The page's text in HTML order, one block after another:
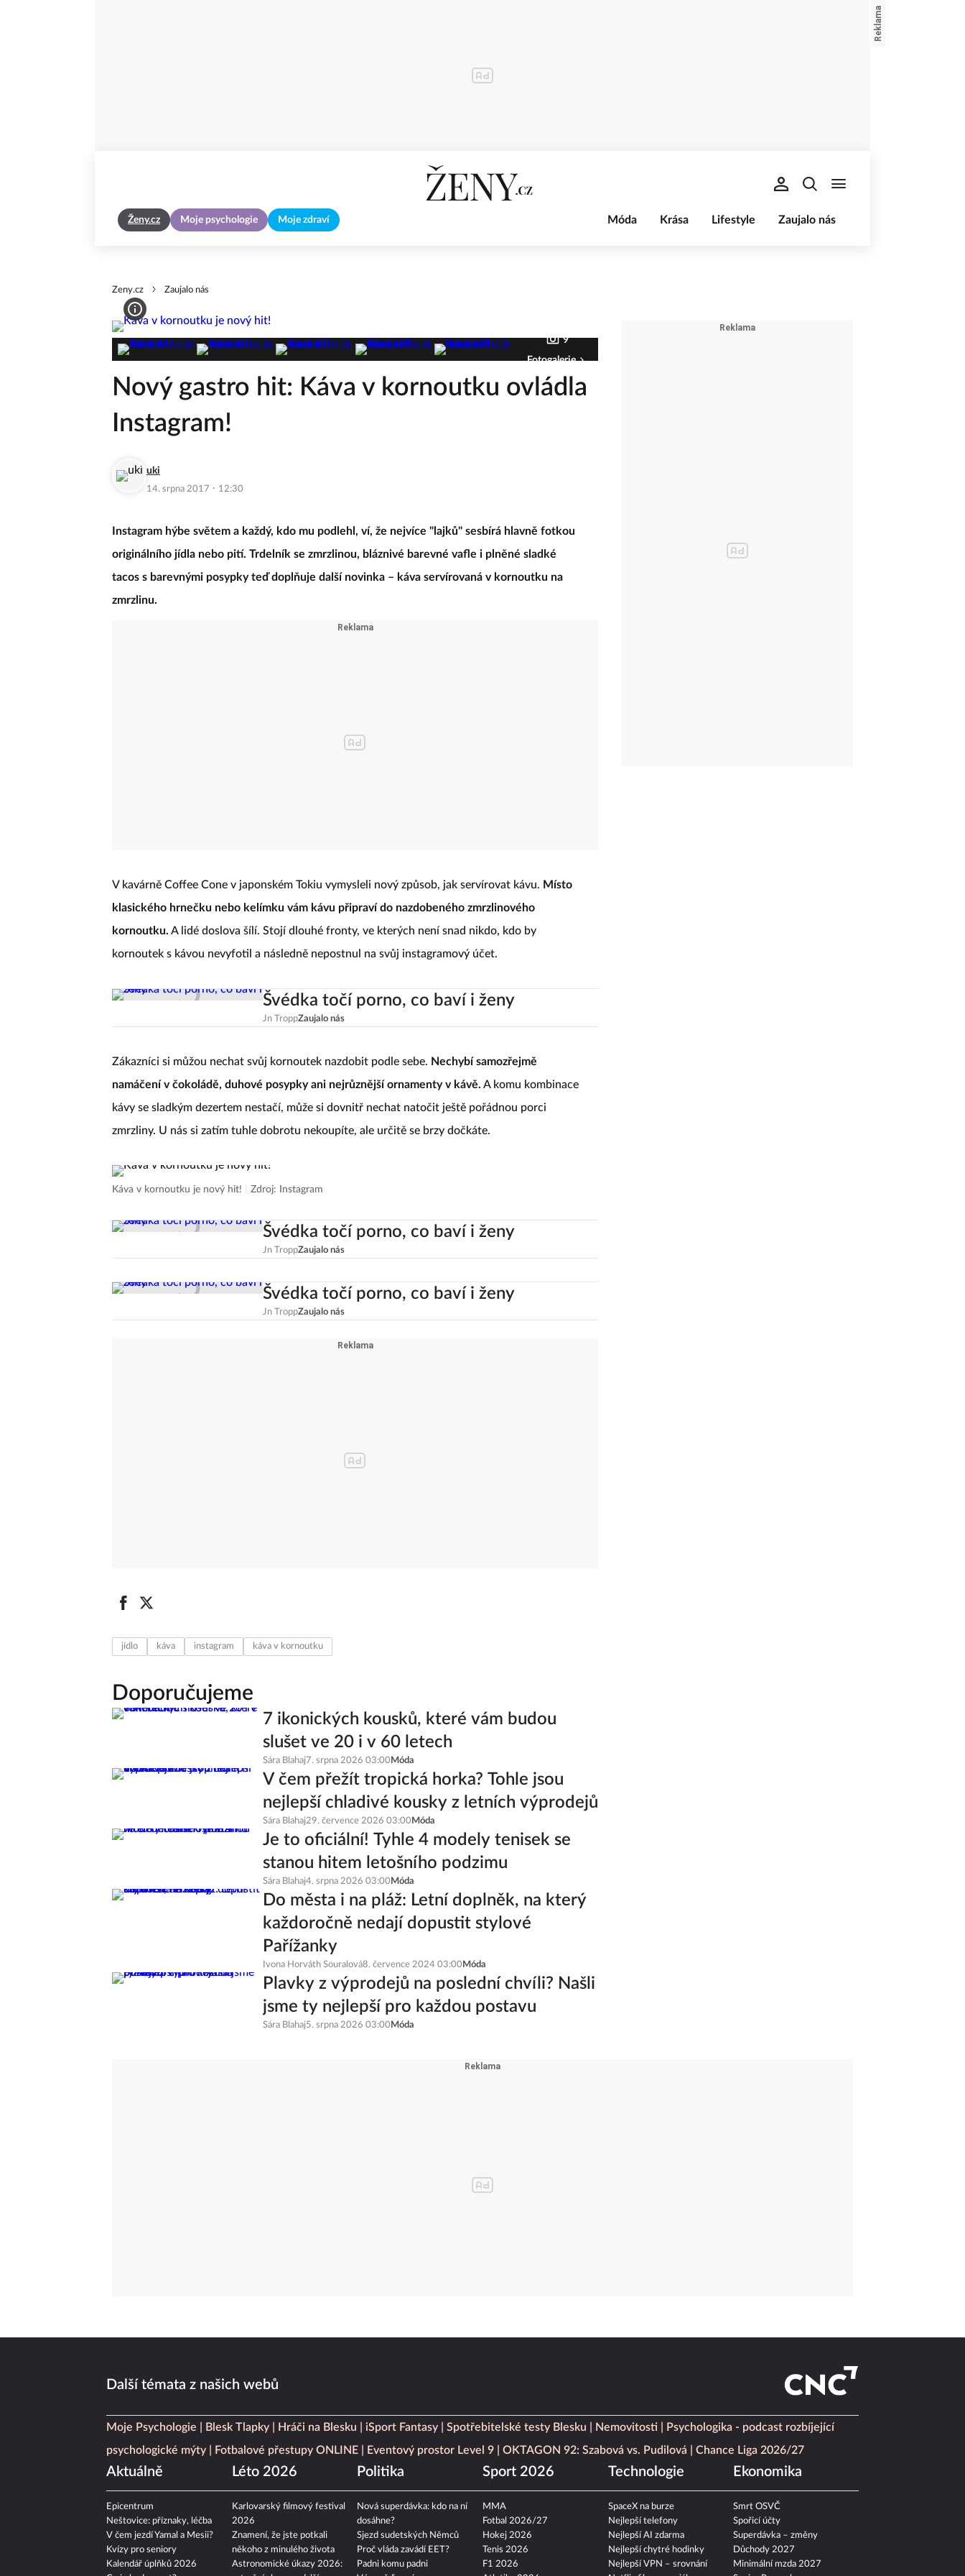
Ženy.cz Moje psychologie Moje zdraví Móda Krása Lifestyle Zaujalo nás
Zeny.cz Zaujalo nás
9
Fotogalerie
Nový gastro hit: Káva v kornoutku ovládla
Instagram!
uki
14. srpna 2017 · 12:30
Instagram hýbe světem a každý, kdo mu podlehl, ví, že nejvíce "lajků" sesbírá hlavně fotkou
originálního jídla nebo pití. Trdelník se zmrzlinou, bláznivé barevné vafle i plněné sladké
tacos s barevnými posypky teď doplňuje další novinka – káva servírovaná v kornoutku na
zmrzlinu.
V kavárně Coffee Cone v japonském Tokiu vymysleli nový způsob, jak servírovat kávu. Místo
klasického hrnečku nebo kelímku vám kávu připraví do nazdobeného zmrzlinového
kornoutku. A lidé doslova šílí. Stojí dlouhé fronty, ve kterých není snad nikdo, kdo by
kornoutek s kávou nevyfotil a následně nepostnul na svůj instagramový účet.
Švédka točí porno, co baví i ženy
Jn TroppZaujalo nás
Zákazníci si můžou nechat svůj kornoutek nazdobit podle sebe. Nechybí samozřejmě
namáčení v čokoládě, duhové posypky ani nejrůznější ornamenty v kávě. A komu kombinace
kávy se sladkým dezertem nestačí, může si dovnitř nechat natočit ještě pořádnou porci
zmrzliny. U nás si zatím tuhle dobrotu nekoupíte, ale určitě se brzy dočkáte.
Káva v kornoutku je nový hit! Zdroj: Instagram
Švédka točí porno, co baví i ženy
Jn TroppZaujalo nás
Švédka točí porno, co baví i ženy
Jn TroppZaujalo nás
jídlo káva instagram káva v kornoutku
Doporučujeme
7 ikonických kousků, které vám budou
slušet ve 20 i v 60 letech
Sára Blahaj7. srpna 2026 03:00 Móda
V čem přežít tropická horka? Tohle jsou
nejlepší chladivé kousky z letních výprodejů
Sára Blahaj29. července 2026 03:00 Móda
Je to oficiální! Tyhle 4 modely tenisek se
stanou hitem letošního podzimu
Sára Blahaj4. srpna 2026 03:00 Móda
Do města i na pláž: Letní doplněk, na který
každoročně nedají dopustit stylové
Pařížanky
Ivona Horváth Souralová8. července 2024 03:00 Móda
Plavky z výprodejů na poslední chvíli? Našli
jsme ty nejlepší pro každou postavu
Sára Blahaj5. srpna 2026 03:00 Móda
Další témata z našich webů
Moje Psychologie Blesk Tlapky Hráči na Blesku iSport Fantasy Spotřebitelské testy Blesku Nemovitosti
Psychologika - podcast rozbíjející
psychologické mýty
Fotbalové přestupy ONLINE Eventový prostor Level 9 OKTAGON 92: Szabová vs. Pudilová Chance Liga 2026/27
Aktuálně
Epicentrum
Neštovice: příznaky, léčba
V čem jezdí Yamal a Mesii?
Kvízy pro seniory
Kalendář úplňků 2026
Léto 2026
Karlovarský filmový festival
2026
Znamení, že jste potkali
někoho z minulého života
Astronomické úkazy 2026:
Politika
Nová superdávka: kdo na ní
dosáhne?
Sjezd sudetských Němců
Proč vláda zavádí EET?
Padni komu padni
Sport 2026
MMA
Fotbal 2026/27
Hokej 2026
Tenis 2026
F1 2026
Technologie
SpaceX na burze
Nejlepší telefony
Nejlepší AI zdarma
Nejlepší chytré hodinky
Nejlepší VPN – srovnání
Ekonomika
Smrt OSVČ
Spořicí účty
Superdávka – změny
Důchody 2027
Minimální mzda 2027